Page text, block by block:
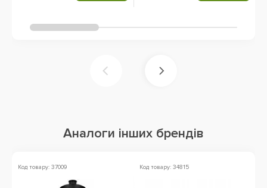
Аналоги інших брендів
Код товару: 37009 Код товару: 34815